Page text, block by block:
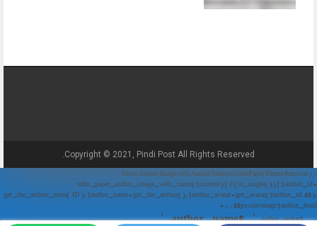
Copyright © 2021, Pindi Post All Rights Reserved.
// Show Author Image with Author Name in UrduPaper Theme function
urdu_paper_author_image_with_name($content) { if (is_single()) { $author_id =
get_the_author_meta('ID'); $author_name = get_the_author(); $author_avatar = get_avatar($author_id, 48);
// 48px size image $author_html = '
' . $author_avatar . '
' . $author_name . '